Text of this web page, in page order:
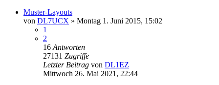
Muster-Layouts
von DL7UCX » Montag 1. Juni 2015, 15:02
1
2
16 Antworten
27131 Zugriffe
Letzter Beitrag von DL1EZ
Mittwoch 26. Mai 2021, 22:44